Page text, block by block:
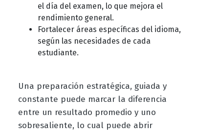
el día del examen, lo que mejora el
rendimiento general.
Fortalecer áreas específicas del idioma,
según las necesidades de cada
estudiante.
Una preparación estratégica, guiada y
constante puede marcar la diferencia
entre un resultado promedio y uno
sobresaliente, lo cual puede abrir